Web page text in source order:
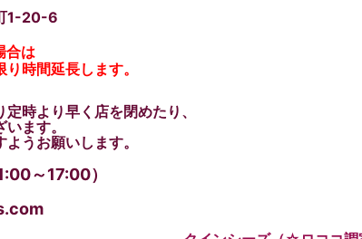
1-20-6
合は
時間延長します。
時より早く店を閉めたり、
ます。
うお願いします。
～17:00）